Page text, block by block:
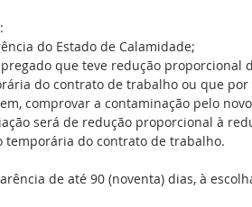
do Estado de Calamidade;
que teve redução
do contrato de trabalho ou que
comprovar a contaminação pelo
será de redução proporcional à
temporária do contrato de trabalho.
de até 90 (noventa) dias, à